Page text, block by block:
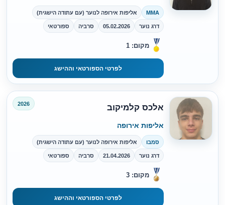
MMA אליפות אירופה לנוער (עם עתודה הישגית)
דרג נוער 05.02.2026 סרביה ספורטאי
מקום: 1
לפרטי הספורטאי וההישג
אלכס קלמיקוב 2026
אליפות אירופה
סמבו אליפות אירופה לנוער (עם עתודה הישגית)
דרג נוער 21.04.2026 סרביה ספורטאי
מקום: 3
לפרטי הספורטאי וההישג